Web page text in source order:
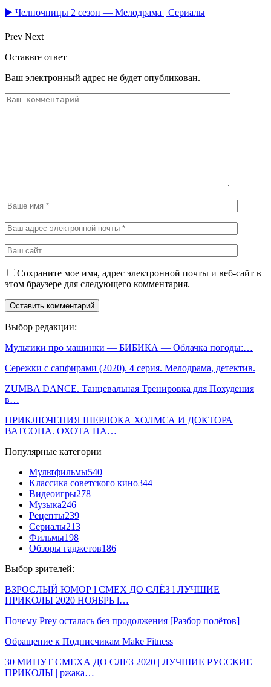
▶️ Челночницы 2 сезон — Мелодрама | Сериалы
Prev Next
Оставьте ответ
Ваш электронный адрес не будет опубликован.
Сохраните мое имя, адрес электронной почты и веб-сайт в
этом браузере для следующего комментария.
Выбор редакции:
Мультики про машинки — БИБИКА — Облачка погоды:…
Сережки с сапфирами (2020). 4 серия. Мелодрама, детектив.
ZUMBA DANCE. Танцевальная Тренировка для Похудения
в…
ПРИКЛЮЧЕНИЯ ШЕРЛОКА ХОЛМСА И ДОКТОРА
ВАТСОНА. ОХОТА НА…
Популярные категории
Мультфильмы540
Классика советского кино344
Видеоигры278
Музыка246
Рецепты239
Сериалы213
Фильмы198
Обзоры гаджетов186
Выбор зрителей:
ВЗРОСЛЫЙ ЮМОР l СМЕХ ДО СЛЁЗ l ЛУЧШИЕ
ПРИКОЛЫ 2020 НОЯБРЬ l…
Почему Prey осталась без продолжения [Разбор полётов]
Обращение к Подписчикам Make Fitness
30 МИНУТ СМЕХА ДО СЛЕЗ 2020 | ЛУЧШИЕ РУССКИЕ
ПРИКОЛЫ | ржака…